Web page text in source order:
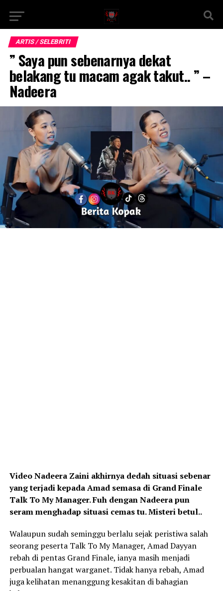
ARTIS / SELEBRITI
” Saya pun sebenarnya dekat
belakang tu macam agak takut.. ” –
Nadeera
Video Nadeera Zaini akhirnya dedah situasi sebenar
yang terjadi kepada Amad semasa di Grand Finale
Talk To My Manager. Fuh dengan Nadeera pun
seram menghadap situasi cemas tu. Misteri betul..
Walaupun sudah seminggu berlalu sejak peristiwa salah
seorang peserta Talk To My Manager, Amad Dayyan
rebah di pentas Grand Finale, ianya masih menjadi
perbualan hangat warganet. Tidak hanya rebah, Amad
juga kelihatan menanggung kesakitan di bahagian